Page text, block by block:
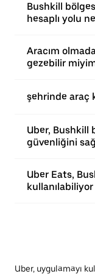
Bushkill
hesaplı yolu
Aracım
gezebilir
şehrinde araç
Uber, Bushkill
güvenliğini
Uber Eats,
Uber, uygulamayı